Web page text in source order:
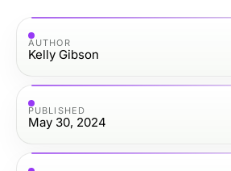
AUTHOR
Kelly Gibson
PUBLISHED
May 30, 2024